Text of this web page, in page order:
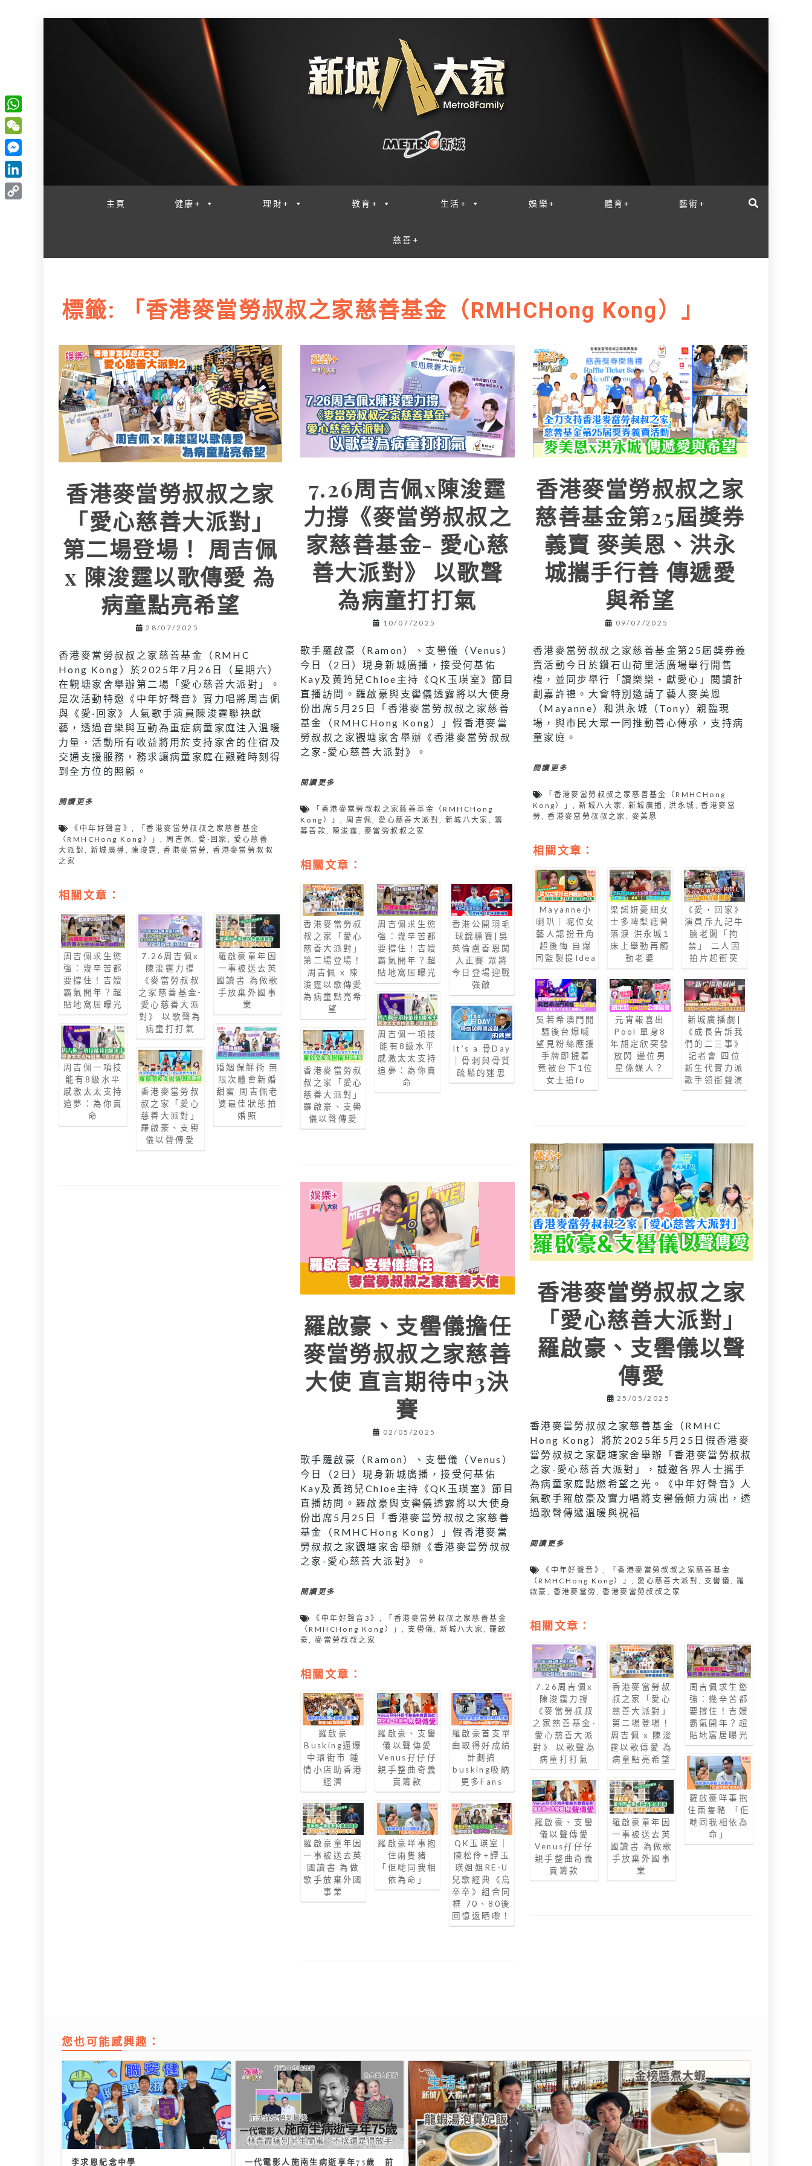
主頁 健康+ 理財+ 教育+ 生活+ 娛樂+ 體育+ 藝術+
慈善+
標籤: 「香港麥當勞叔叔之家慈善基金（RMHCHong Kong）」
香港麥當勞叔叔之家
「愛心慈善大派對」
第二場登場！ 周吉佩
x 陳浚霆以歌傳愛 為
病童點亮希望
28/07/2025
香港麥當勞叔叔之家慈善基金（RMHC
Hong Kong）於2025年7月26日（星期六）
在觀塘家舍舉辦第二場「愛心慈善大派對」。
是次活動特邀《中年好聲音》實力唱將周吉佩
與《愛·回家》人氣歌手演員陳浚霆聯袂獻
藝，透過音樂與互動為重症病童家庭注入溫暖
力量，活動所有收益將用於支持家舍的住宿及
交通支援服務，務求讓病童家庭在艱難時刻得
到全方位的照顧。
閱讀更多
《中年好聲音》,
「香港麥當勞叔叔之家慈善基金
（RMHCHong Kong）」,周吉佩, 愛·回家 , 愛心慈善
大派對,新城廣播 , 陳浚霆 ,香港麥當勞,香港麥當勞叔叔
之家
相關文章：
周吉佩求生慾
強：幾辛苦都
要撐住！吉嫂
霸氣開年？超
貼地窩居曝光
周吉佩一項技
能有8級水平
感激太太支持
追夢：為你賣
命
7.26周吉佩x
陳浚霆力撐
《麥當勞叔叔
之家慈善基金-
愛心慈善大派
對》 以歌聲為
病童打打氣
香港麥當勞叔
叔之家「愛心
慈善大派對」
羅啟豪、支嚳
儀以聲傳愛
羅啟豪童年因
一事被送去英
國讀書 為做歌
手放棄外國事
業
婚姻保鮮術 無
限次體會新婚
甜蜜 周吉佩老
婆最佳狀態拍
婚照
7.26周吉佩x陳浚霆
力撐《麥當勞叔叔之
家慈善基金- 愛心慈
善大派對》 以歌聲
為病童打打氣
10/07/2025
歌手羅啟豪（Ramon）、支嚳儀（Venus）
今日（2日）現身新城廣播，接受何基佑
Kay及黃筠兒Chloe主持《QK玉瑛室》節目
直播訪問。羅啟豪與支嚳儀透露將以大使身
份出席5月25日「香港麥當勞叔叔之家慈善
基金（RMHCHong Kong）」假香港麥當
勞叔叔之家觀塘家舍舉辦《香港麥當勞叔叔
之家-愛心慈善大派對》。
閱讀更多
「香港麥當勞叔叔之家慈善基金（RMHCHong
Kong）」,周吉佩, 愛心慈善大派對, 新城八大家 , 籌
募善款, 陳浚霆, 麥當勞叔叔之家
相關文章：
香港麥當勞叔
叔之家「愛心
慈善大派對」
第二場登場！
周吉佩 x 陳
浚霆以歌傳愛
為病童點亮希
望
香港麥當勞叔
叔之家「愛心
慈善大派對」
羅啟豪、支嚳
儀以聲傳愛
周吉佩求生慾
強：幾辛苦都
要撐住！吉嫂
霸氣開年？超
貼地窩居曝光
周吉佩一項技
能有8級水平
感激太太支持
追夢：為你賣
命
香港公開羽毛
球錦標賽|吳
英倫盧善恩闖
入正賽 眾將
今日登場迎戰
強敵
It’s a 骨Day
｜骨刺與骨質
疏鬆的迷思
香港麥當勞叔叔之家
慈善基金第25屆獎券
義賣 麥美恩、洪永
城攜手行善 傳遞愛
與希望
09/07/2025
香港麥當勞叔叔之家慈善基金第25屆獎券義
賣活動今日於鑽石山荷里活廣場舉行開售
禮，並同步舉行「讀樂樂‧獻愛心」閱讀計
劃嘉許禮。大會特別邀請了藝人麥美恩
（Mayanne）和洪永城（Tony）親臨現
場，與市民大眾一同推動善心傳承，支持病
童家庭。
閱讀更多
「香港麥當勞叔叔之家慈善基金（RMHCHong
Kong）」,新城八大家, 新城廣播 ,洪永城 ,香港麥當
勞,香港麥當勞叔叔之家 , 麥美恩
相關文章：
Mayanne小
喇叭｜呢位女
藝人認扮丑角
超後悔 自爆
同監製提Idea
吳若希澳門開
騷後台爆喊
望見粉絲應援
手牌即撻着
竟被台下1位
女士搶fo
梁諾妍憂細女
士多啤梨痣曾
落淚 洪永城1
床上舉動再觸
動老婆
元宵報喜出
Pool 單身8
年胡定欣突發
放閃 邊位男
星係媒人？
《愛‧回家》
演員斥九記牛
腩老闆「拘
禁」 二人因
拍片起衝突
新城廣播劇|
《成長告訴我
們的二三事》
記者會 四位
新生代實力派
歌手領銜聲演
香港麥當勞叔叔之家
「愛心慈善大派對」
羅啟豪、支嚳儀以聲
傳愛
25/05/2025
香港麥當勞叔叔之家慈善基金（RMHC
Hong Kong）將於2025年5月25日假香港麥
當勞叔叔之家觀塘家舍舉辦「香港麥當勞叔叔
之家-愛心慈善大派對」，誠邀各界人士攜手
為病童家庭點燃希望之光。《中年好聲音》人
氣歌手羅啟豪及實力唱將支嚳儀傾力演出，透
過歌聲傳遞溫暖與祝福
閱讀更多
《中年好聲音》
「香港麥當勞叔叔之家慈善基金
（RMHCHong Kong）」
愛心慈善大派對 支嚳儀
羅
啟豪
香港麥當勞 ,香港麥當勞叔叔之家
相關文章：
7.26周吉佩x
陳浚霆力撐
《麥當勞叔叔
之家慈善基金-
愛心慈善大派
對》 以歌聲為
病童打打氣
羅啟豪、支嚳
儀以聲傳愛
Venus孖仔仔
親手整曲奇義
賣籌款
香港麥當勞叔
叔之家「愛心
慈善大派對」
第二場登場！
周吉佩 x 陳浚
霆以歌傳愛 為
病童點亮希望
羅啟豪童年因
一事被送去英
國讀書 為做歌
手放棄外國事
業
周吉佩求生慾
強：幾辛苦都
要撐住！吉嫂
霸氣開年？超
貼地窩居曝光
羅啟豪咩事抱
住兩隻豬 「佢
哋同我相依為
命」
羅啟豪、支嚳儀擔任
麥當勞叔叔之家慈善
大使 直言期待中3決
賽
02/05/2025
歌手羅啟豪（Ramon）、支嚳儀（Venus）
今日（2日）現身新城廣播，接受何基佑
Kay及黃筠兒Chloe主持《QK玉瑛室》節目
直播訪問。羅啟豪與支嚳儀透露將以大使身
份出席5月25日「香港麥當勞叔叔之家慈善
基金（RMHCHong Kong）」假香港麥當
勞叔叔之家觀塘家舍舉辦《香港麥當勞叔叔
之家-愛心慈善大派對》。
閱讀更多
《中年好聲音3》
「香港麥當勞叔叔之家慈善基金
（RMHCHong Kong）」
支嚳儀 ,新城八大家
羅啟
豪
,麥當勞叔叔之家
相關文章：
羅啟豪
Busking逼爆
中環街市 鍾
情小店助香港
經濟
羅啟豪童年因
一事被送去英
國讀書 為做
歌手放棄外國
事業
羅啟豪、支嚳
儀以聲傳愛
Venus孖仔仔
親手整曲奇義
賣籌款
羅啟豪咩事抱
住兩隻豬
「佢哋同我相
依為命」
羅啟豪首支單
曲取得好成績
計劃搞
busking吸納
更多Fans
QK玉瑛室｜
陳松伶+譚玉
瑛姐姐RE-U
兒歌經典《烏
卒卒》組合同
框 70、80後
回憶返晒嚟！
您也可能感興趣：
李求恩紀念中學 一代電影人施南生病逝享年75歲 前
W
h
a
t
s
W
e
C
h
M
e
s
L
i